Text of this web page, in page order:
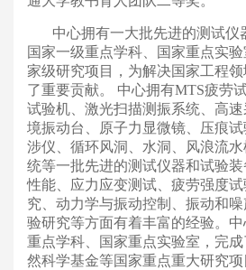
中心拥有一大批先进的测试仪
国家一级重点学科、国家重点实
家级研究项目，为解决国家工程
了重要贡献。
中心拥有MTS疲劳
试验机、激光扫描测振系统、高
境振动台、原子力显微镜、压痕
涉仪、循环风洞、水洞、风浪流
统等一批先进的测试仪器和试验
性能、应力应变测试、疲劳强度
究、动力学与振动控制、振动和
验研究等方面有着丰富的经验。
重点学科、国家重点实验室，完成
然科学基金等国家重点重大研究